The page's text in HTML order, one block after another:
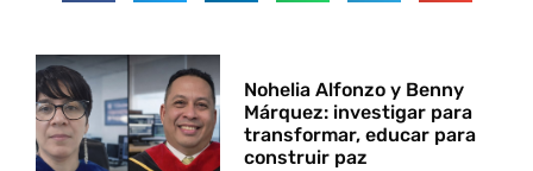
Nohelia Alfonzo y Benny
Márquez: investigar para
transformar, educar para
construir paz